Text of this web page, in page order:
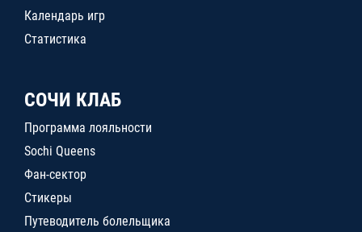
Календарь игр
Статистика
СОЧИ КЛАБ
Программа лояльности
Sochi Queens
Фан-сектор
Стикеры
Путеводитель болельщика